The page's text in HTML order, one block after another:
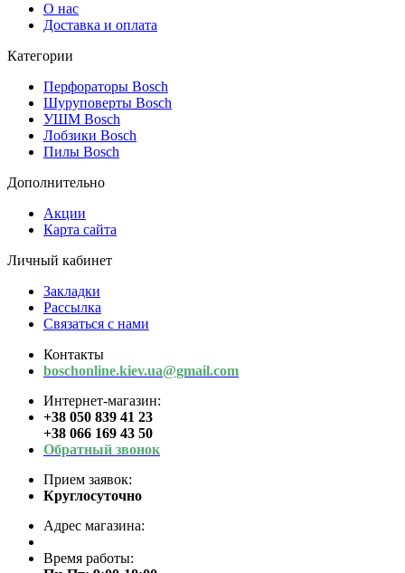
О нас
Доставка и оплата
Категории
Перфораторы Bosch
Шуруповерты Bosch
УШМ Bosch
Лобзики Bosch
Пилы Bosch
Дополнительно
Акции
Карта сайта
Личный кабинет
Закладки
Рассылка
Связаться с нами
Контакты
boschonline.kiev.ua@gmail.com
Интернет-магазин:
+38 050 839 41 23
+38 066 169 43 50
Обратный звонок
Прием заявок:
Круглосуточно
Адрес магазина:
Время работы: